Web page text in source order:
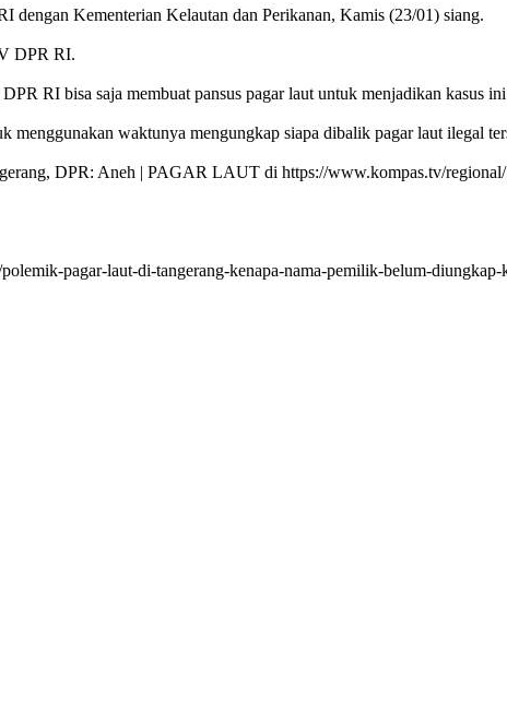
Kementerian Kelautan dan Perikanan, Kamis (23/01) siang.
DPR RI.
RI bisa saja membuat pansus pagar laut untuk menjadikan kasus ini
waktunya mengungkap siapa dibalik pagar laut ilegal
DPR: Aneh | PAGAR LAUT di https://www.kompas.tv/
pagar-laut-di-tangerang-kenapa-nama-pemilik-belum-